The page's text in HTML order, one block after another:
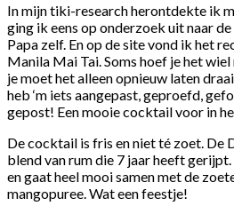
In mijn tiki-research herontdekte ik
ging ik eens op onderzoek uit naar
Papa zelf. En op de site vond ik het
Manila Mai Tai. Soms hoef je het
je moet het alleen opnieuw laten
heb ‘m iets aangepast, geproefd,
gepost! Een mooie cocktail voor in
De cocktail is fris en niet té zoet. De
blend van rum die 7 jaar heeft
en gaat heel mooi samen met de
mangopuree. Wat een feestje!